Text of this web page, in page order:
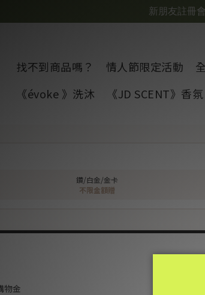
找不到商品嗎？ 情人節限定活動
《évoke 》洗沐
《JD SCENT》香氛
鑽/白金/金卡
不限金額贈
物金
新朋友註冊